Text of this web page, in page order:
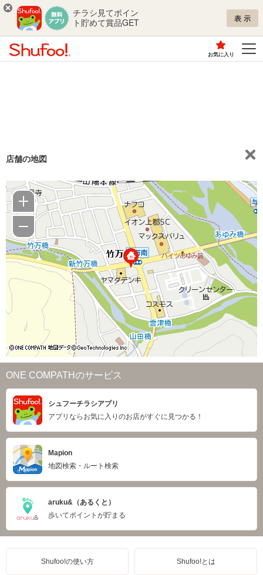
チラシ見てポイン
ト貯めて賞品GET
表示
お気に入り
店舗の地図
ONE COMPATHのサービス
シュフーチラシアプリ
アプリならお気に入りのお店がすぐに見つかる！
Mapion
地図検索・ルート検索
aruku&（あるくと）
歩いてポイントが貯まる
Shufoo!の使い方 Shufoo!とは